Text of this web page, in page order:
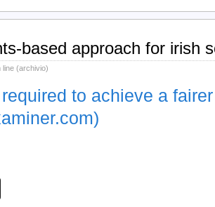
based approach for irish
line (archivio)
to achieve a